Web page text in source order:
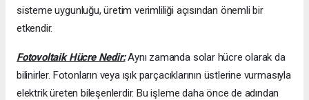
sisteme uygunluğu, üretim verimliliği açısından önemli bir
etkendir.
Fotovoltaik Hücre Nedir:Aynı zamanda solar hücre olarak da
bilinirler. Fotonların veya ışık parçacıklarının üstlerine vurmasıyla
elektrik üreten bileşenlerdir. Bu işleme daha önce de adından